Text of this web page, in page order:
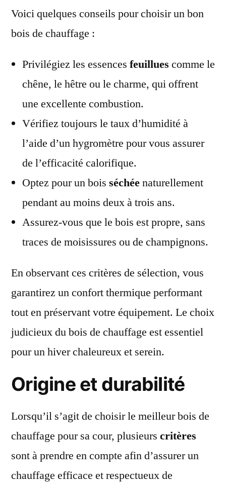
Voici quelques conseils pour choisir un bon
bois de chauffage :
Privilégiez les essences feuillues comme le
chêne, le hêtre ou le charme, qui offrent
une excellente combustion.
Vérifiez toujours le taux d’humidité à
l’aide d’un hygromètre pour vous assurer
de l’efficacité calorifique.
Optez pour un bois séchéenaturellement
pendant au moins deux à trois ans.
Assurez-vous que le bois est propre, sans
traces de moisissures ou de champignons.
En observant ces critères de sélection, vous
garantirez un confort thermique performant
tout en préservant votre équipement. Le choix
judicieux du bois de chauffage est essentiel
pour un hiver chaleureux et serein.
Origine et durabilité
Lorsqu’il s’agit de choisir le meilleur bois de
chauffage pour sa cour, plusieurs critères
sont à prendre en compte afin d’assurer un
chauffage efficace et respectueux de